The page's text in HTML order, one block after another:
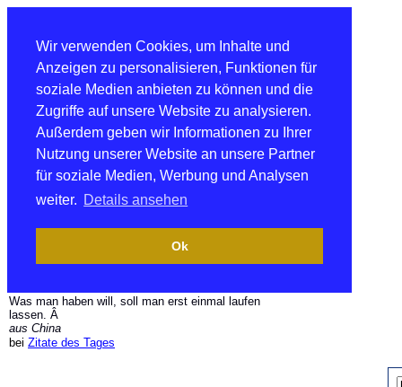
Wir verwenden Cookies, um Inhalte und
Anzeigen zu personalisieren, Funktionen für
soziale Medien anbieten zu können und die
Zugriffe auf unsere Website zu analysieren.
Außerdem geben wir Informationen zu Ihrer
Nutzung unserer Website an unsere Partner
für soziale Medien, Werbung und Analysen
weiter. Details ansehen
Ok
Was man haben will, soll man erst einmal laufen
lassen. Â
aus China
bei Zitate des Tages